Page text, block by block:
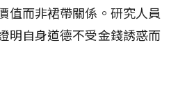
值而非裙帶關係。研究人員
明自身道德不受金錢誘惑而